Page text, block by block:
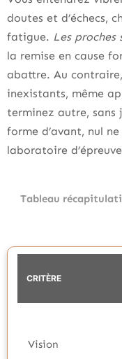
doutes et d’échecs,
fatigue. Les proches
la remise en cause
abattre. Au
inexistants, même
terminez autre, sans
forme d’avant, nul
laboratoire
Tableau
CRITÈRE
Vision